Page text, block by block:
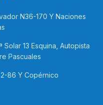
N36-170 Y Naciones
13 Esquina, Autopista
Pascuales
86 Y Copérnico